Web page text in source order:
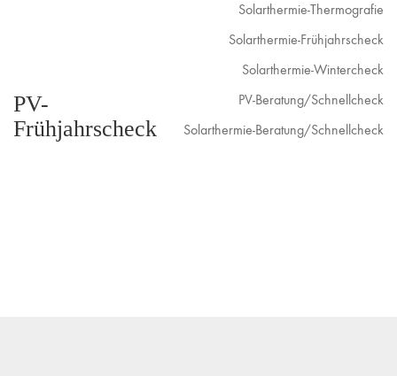
PV-
Frühjahrscheck
Solarthermie-Thermografie
Solarthermie-Frühjahrscheck
Solarthermie-Wintercheck
PV-Beratung/Schnellcheck
Solarthermie-Beratung/Schnellcheck